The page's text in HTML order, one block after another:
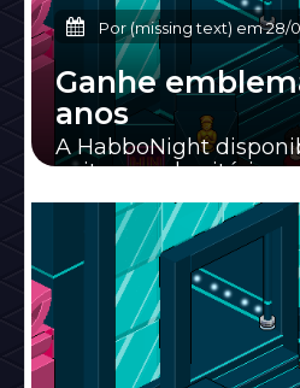
Por (missing text) em28/
Ganhe
anos
A HabboNight
noite, a cada vitória